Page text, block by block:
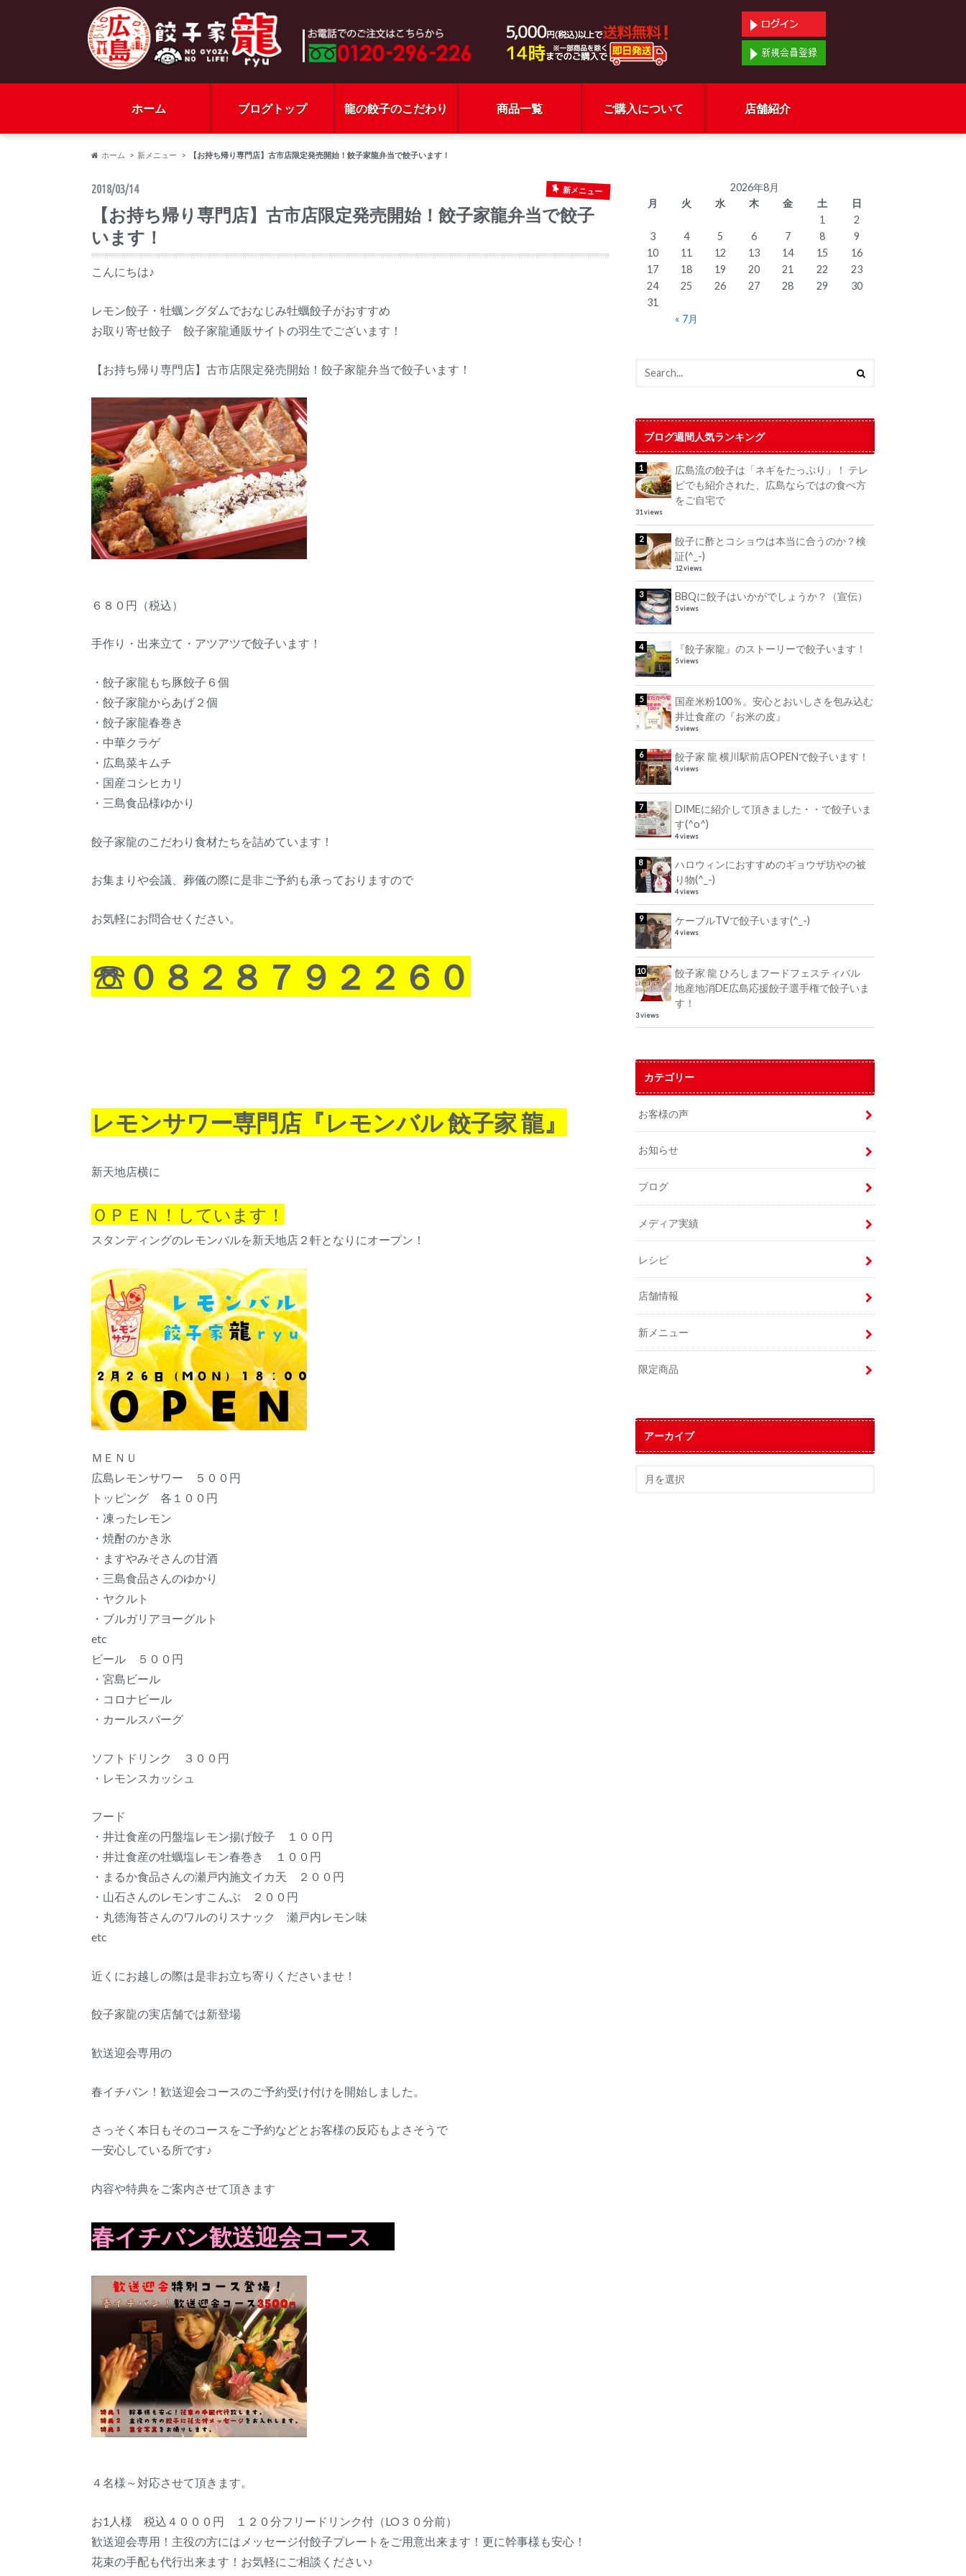
ホーム ブログトップ 龍の餃子のこだわり 商品一覧 ご購入について 店舗紹介
ホーム 新メニュー 【お持ち帰り専門店】古市店限定発売開始！餃子家龍弁当で餃子います！
2018/03/14 新メニュー
【お持ち帰り専門店】古市店限定発売開始！餃子家龍弁当で餃子
います！
こんにちは♪
レモン餃子・牡蠣ングダムでおなじみ牡蠣餃子がおすすめ
お取り寄せ餃子 餃子家龍通販サイトの羽生でございます！
【お持ち帰り専門店】古市店限定発売開始！餃子家龍弁当で餃子います！
６８０円（税込）
手作り・出来立て・アツアツで餃子います！
・餃子家龍もち豚餃子６個
・餃子家龍からあげ２個
・餃子家龍春巻き
・中華クラゲ
・広島菜キムチ
・国産コシヒカリ
・三島食品様ゆかり
餃子家龍のこだわり食材たちを詰めています！
お集まりや会議、葬儀の際に是非ご予約も承っておりますので
お気軽にお問合せください。
☏０８２８７９２２６０
レモンサワー専門店『レモンバル 餃子家 龍』
新天地店横に
ＯＰＥＮ！しています！
スタンディングのレモンバルを新天地店２軒となりにオープン！
ＭＥＮＵ
広島レモンサワー ５００円
トッピング 各１００円
・凍ったレモン
・焼酎のかき氷
・ますやみそさんの甘酒
・三島食品さんのゆかり
・ヤクルト
・ブルガリアヨーグルト
etc
ビール ５００円
・宮島ビール
・コロナビール
・カールスバーグ
ソフトドリンク ３００円
・レモンスカッシュ
フード
・井辻食産の円盤塩レモン揚げ餃子 １００円
・井辻食産の牡蠣塩レモン春巻き １００円
・まるか食品さんの瀬戸内施文イカ天 ２００円
・山石さんのレモンすこんぶ ２００円
・丸徳海苔さんのワルのりスナック 瀬戸内レモン味
etc
近くにお越しの際は是非お立ち寄りくださいませ！
餃子家龍の実店舗では新登場
歓送迎会専用の
春イチバン！歓送迎会コースのご予約受け付けを開始しました。
さっそく本日もそのコースをご予約などとお客様の反応もよさそうで
一安心している所です♪
内容や特典をご案内させて頂きます
春イチバン歓送迎会コース
４名様～対応させて頂きます。
お1人様 税込４０００円 １２０分フリードリンク付（LO３０分前）
歓送迎会専用！主役の方にはメッセージ付餃子プレートをご用意出来ます！更に幹事様も安心！
花束の手配も代行出来ます！お気軽にご相談ください♪
2026年8月
月
火 水 木 金 土 日
« 7月
1
2
3
4 5 6 7 8
9
10
11 12 13 14 15
16
17
18 19 20 21 22
23
24
25 26 27 28 29
30
31
ブログ週間人気ランキング
広島流の餃子は「ネギをたっぷり」！ テレ
ビでも紹介された、広島ならではの食べ方
をご自宅で
31 views
餃子に酢とコショウは本当に合うのか？検
証(^_-)
12 views
BBQに餃子はいかがでしょうか？（宣伝）
5 views
『餃子家龍』のストーリーで餃子います！
5 views
国産米粉100％。安心とおいしさを包み込む
井辻食産の『お米の皮』
5 views
餃子家 龍 横川駅前店OPENで餃子います！
4 views
DIMEに紹介して頂きました・・で餃子いま
す(^o^)
4 views
ハロウィンにおすすめのギョウザ坊やの被
り物(^_-)
4 views
ケーブルTVで餃子います(^_-)
4 views
餃子家 龍 ひろしまフードフェスティバル
地産地消DE広島応援餃子選手権で餃子いま
す！
3 views
カテゴリー
お客様の声
お知らせ
ブログ
メディア実績
レシピ
店舗情報
新メニュー
限定商品
アーカイブ